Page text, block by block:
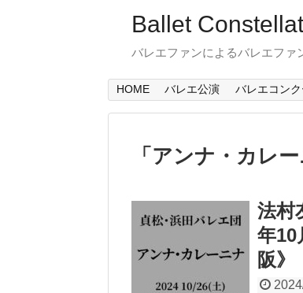
Ballet
バレエファンによるバレエファ
HOME バレエ公演 バレエコン
「 アンナ・カレ
法村
年10
阪》